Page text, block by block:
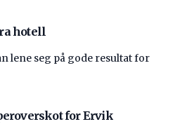
hotell
lene seg på gode resultat for
for Ervik